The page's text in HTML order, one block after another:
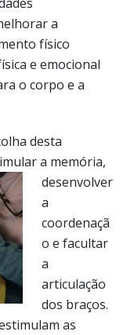
a
físico
e emocional
o corpo e a
desta
a memória,
desenvolver
a
coordenaçã
o e facultar
a
articulação
dos braços.
as